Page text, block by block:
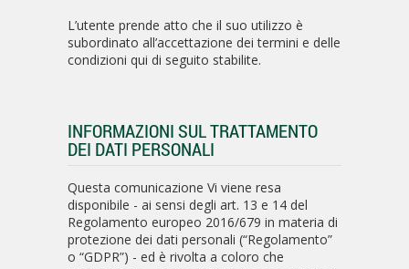
L’utente prende atto che il suo utilizzo è
subordinato all’accettazione dei termini e delle
condizioni qui di seguito stabilite.
INFORMAZIONI SUL TRATTAMENTO
DEI DATI PERSONALI
Questa comunicazione Vi viene resa
disponibile - ai sensi degli art. 13 e 14 del
Regolamento europeo 2016/679 in materia di
protezione dei dati personali (“Regolamento”
o “GDPR”) - ed è rivolta a coloro che